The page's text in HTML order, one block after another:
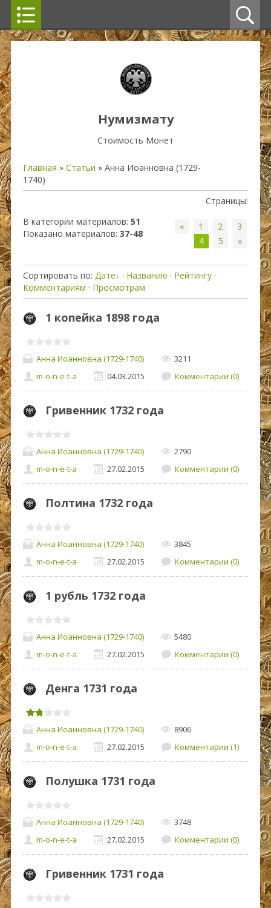
Нумизмату
Стоимость Монет
Главная » Статьи » Анна Иоанновна (1729-
1740)
В категории материалов: 51
Показано материалов: 37-48
Страницы:
« 1 2
3
4
5 »
Сортировать по: Дате · Названию · Рейтингу ·
Комментариям · Просмотрам
1 копейка 1898 года
Анна Иоанновна (1729-1740)
3211
m-o-n-e-t-a
04.03.2015 Комментарии (0)
Гривенник 1732 года
Анна Иоанновна (1729-1740)
2790
m-o-n-e-t-a
27.02.2015 Комментарии (0)
Полтина 1732 года
Анна Иоанновна (1729-1740)
3845
m-o-n-e-t-a
27.02.2015 Комментарии (0)
1 рубль 1732 года
Анна Иоанновна (1729-1740)
5480
m-o-n-e-t-a
27.02.2015 Комментарии (0)
Денга 1731 года
Анна Иоанновна (1729-1740)
8906
m-o-n-e-t-a
27.02.2015 Комментарии (1)
Полушка 1731 года
Анна Иоанновна (1729-1740)
3748
m-o-n-e-t-a
27.02.2015 Комментарии (0)
Гривенник 1731 года